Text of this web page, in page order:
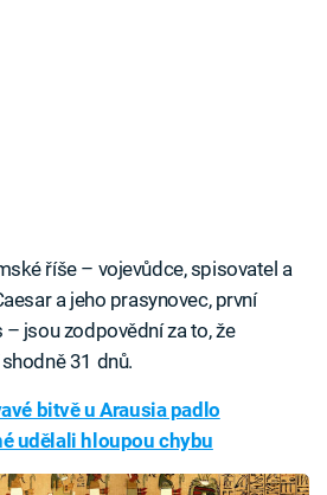
říše – vojevůdce, spisovatel a
a jeho prasynovec, první
jsou zodpovědní za to, že
31 dnů.
bitvě u Arausia padlo
udělali hloupou chybu